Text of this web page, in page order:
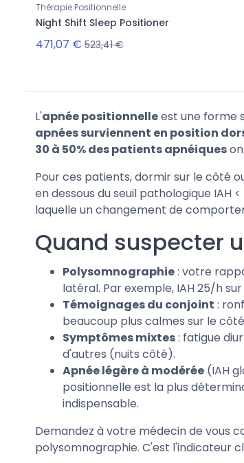
Thérapie Positionnelle
Night Shift Sleep Positioner
471,07 € 523,41 €
L'apnée positionnelleest une forme
apnées surviennent en position
30 à 50% des patients apnéiques
Pour ces patients, dormir sur le côté
en dessous du seuil pathologique IAH
laquelle un changement de
Quand suspecter
Polysomnographie: votre
latéral. Par exemple, IAH 25/h
Témoignages du conjoint :
beaucoup plus calmes sur le
Symptômes mixtes: fatigue
d'autres (nuits côté).
Apnée légère à modérée (IAH
positionnelle est la plus
indispensable.
Demandez à votre médecin de vous
polysomnographie. C'est l'indicateur